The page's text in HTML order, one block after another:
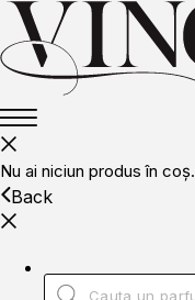
Nu ai niciun produs în coș.
Back